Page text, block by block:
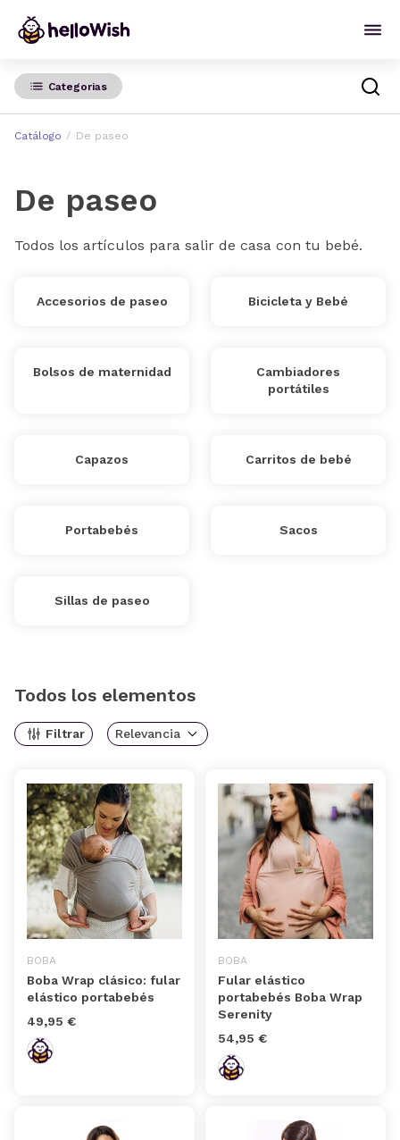
Categorias
Catálogo De paseo
De paseo
Todos los artículos para salir de casa con tu bebé.
Accesorios de paseo Bicicleta y Bebé
Bolsos de maternidad
Cambiadores
portátiles
Capazos Carritos de bebé
Portabebés Sacos
Sillas de paseo
Todos los elementos
Filtrar Relevancia
BOBA
Boba Wrap clásico: fular
elástico portabebés
49,95 €
BOBA
Fular elástico
portabebés Boba Wrap
Serenity
54,95 €